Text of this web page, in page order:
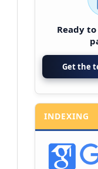
Ready
Get the
INDEXING